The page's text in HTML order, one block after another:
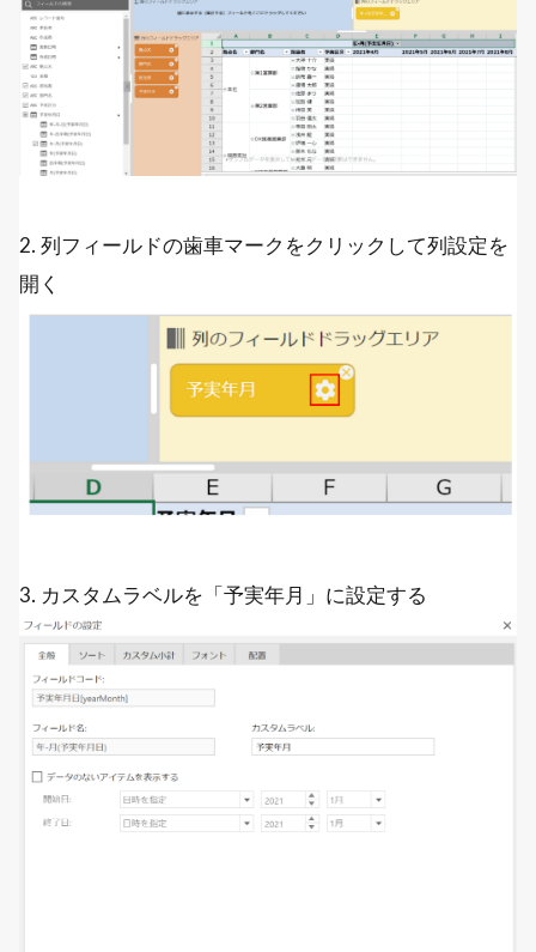
2. 列フィールドの歯車マークをクリックして列設定を
開く
3. カスタムラベルを「予実年月」に設定する